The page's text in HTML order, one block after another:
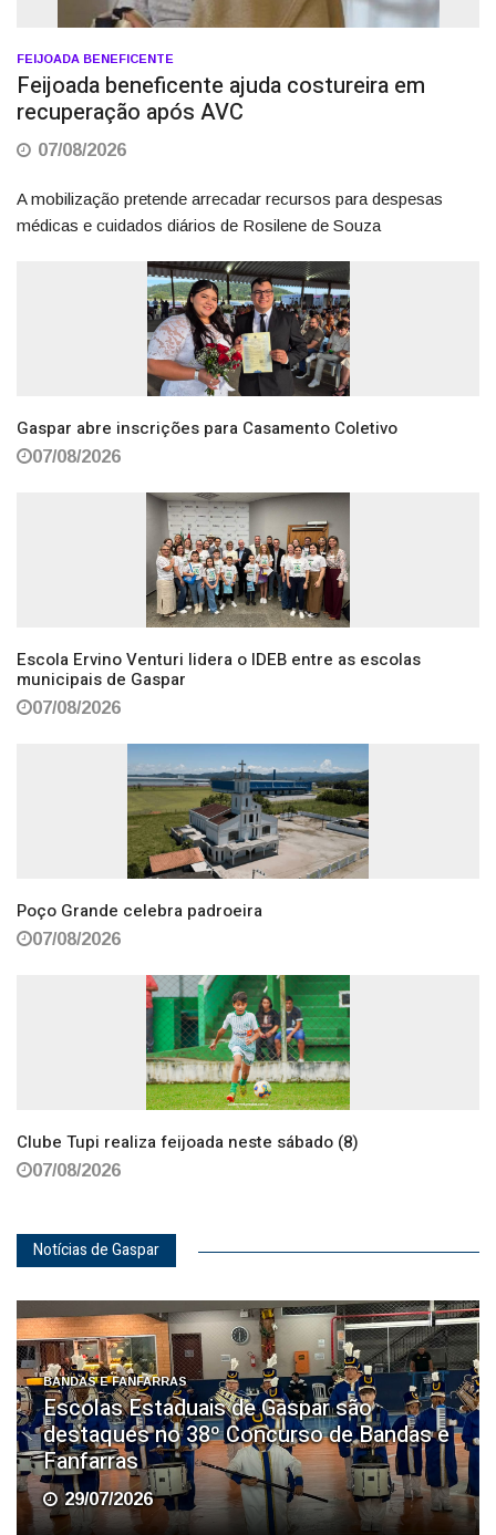
FEIJOADA BENEFICENTE
Feijoada beneficente ajuda costureira em
recuperação após AVC
07/08/2026
A mobilização pretende arrecadar recursos para despesas
médicas e cuidados diários de Rosilene de Souza
Gaspar abre inscrições para Casamento Coletivo
07/08/2026
Escola Ervino Venturi lidera o IDEB entre as escolas
municipais de Gaspar
07/08/2026
Poço Grande celebra padroeira
07/08/2026
Clube Tupi realiza feijoada neste sábado (8)
07/08/2026
Notícias de Gaspar
BANDAS E FANFARRAS
Escolas Estaduais de Gaspar são
destaques no 38º Concurso de Bandas e
Fanfarras
29/07/2026